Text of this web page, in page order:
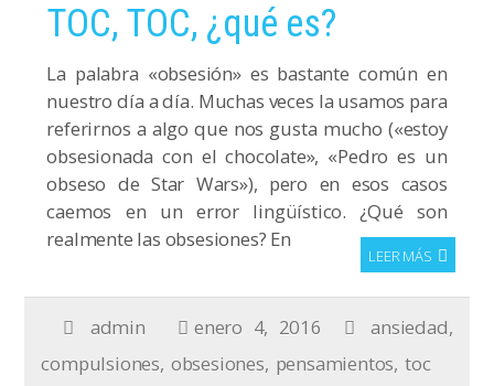
TOC, TOC, ¿qué es?
La palabra «obsesión» es bastante común en
nuestro día a día. Muchas veces la usamos para
referirnos a algo que nos gusta mucho («estoy
obsesionada con el chocolate», «Pedro es un
obseso de Star Wars»), pero en esos casos
caemos en un error lingüístico. ¿Qué son
realmente las obsesiones? En
LEER MÁS
admin enero 4, 2016 ansiedad,
compulsiones, obsesiones, pensamientos, toc